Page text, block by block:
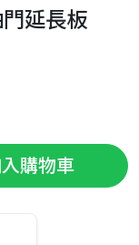
延長板
購物車